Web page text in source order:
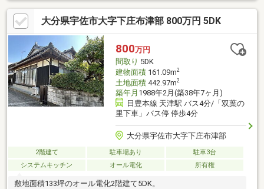
大分県宇佐市大字下庄布津部 800万円 5DK
800万円
間取り 5DK
建物面積161.09m2
土地面積442.97m2
築年月 1988年2月(築38年7ヶ月)
日豊本線 天津駅 バス4分/「双葉の
里下車」バス停 停歩4分
大分県宇佐市大字下庄布津部
2階建て 駐車場あり
駐車3台
システムキッチン
オール電化 所有権
敷地面積133坪のオール電化2階建て5DK。